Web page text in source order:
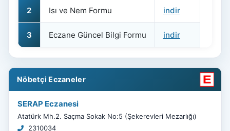
2 Isı ve Nem Formu indir
3 Eczane Güncel Bilgi Formu indir
Nöbetçi Eczaneler
SERAP Eczanesi
Atatürk Mh.2. Saçma Sokak No:5 (Şekerevleri Mezarlığı)
2310034